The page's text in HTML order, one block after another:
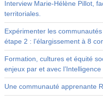
Interview Marie-Hélène Pillot,
territoriales.
Expérimenter les
étape 2 : l’élargissement à 8
Formation, cultures et équité
enjeux par et avec l’Intelligence
Une communauté apprenante